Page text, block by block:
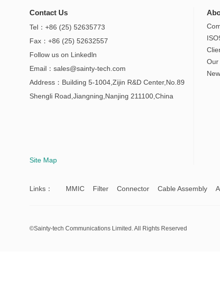
Site Map
Contact Us
Tel：+86 (25) 52635773
Fax：+86 (25) 52632557
Follow us on Linkedln
Email： sales@sainty-tech.com
Address：Building 5-1004,Zijin R&D Center,No.89
Shengli Road,Jiangning,Nanjing 211100,China
Our
Links： MMIC Filter Connector Cable Assembly
©Sainty-tech Communications Limited. All Rights Reserved